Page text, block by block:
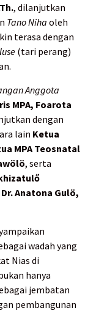
, dilanjutkan
Tano Niha oleh
terasa dengan
(tari perang)
Anggota
MPA, Foarota
dengan
lain Ketua
MPA Teosnatal
, serta
Dr. Anatona Gulö,
wadah yang
Nias di
hanya
jembatan
pembangunan